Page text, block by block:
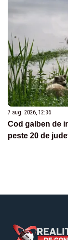
7 aug. 2026, 12:36
Cod galben de
peste 20 de